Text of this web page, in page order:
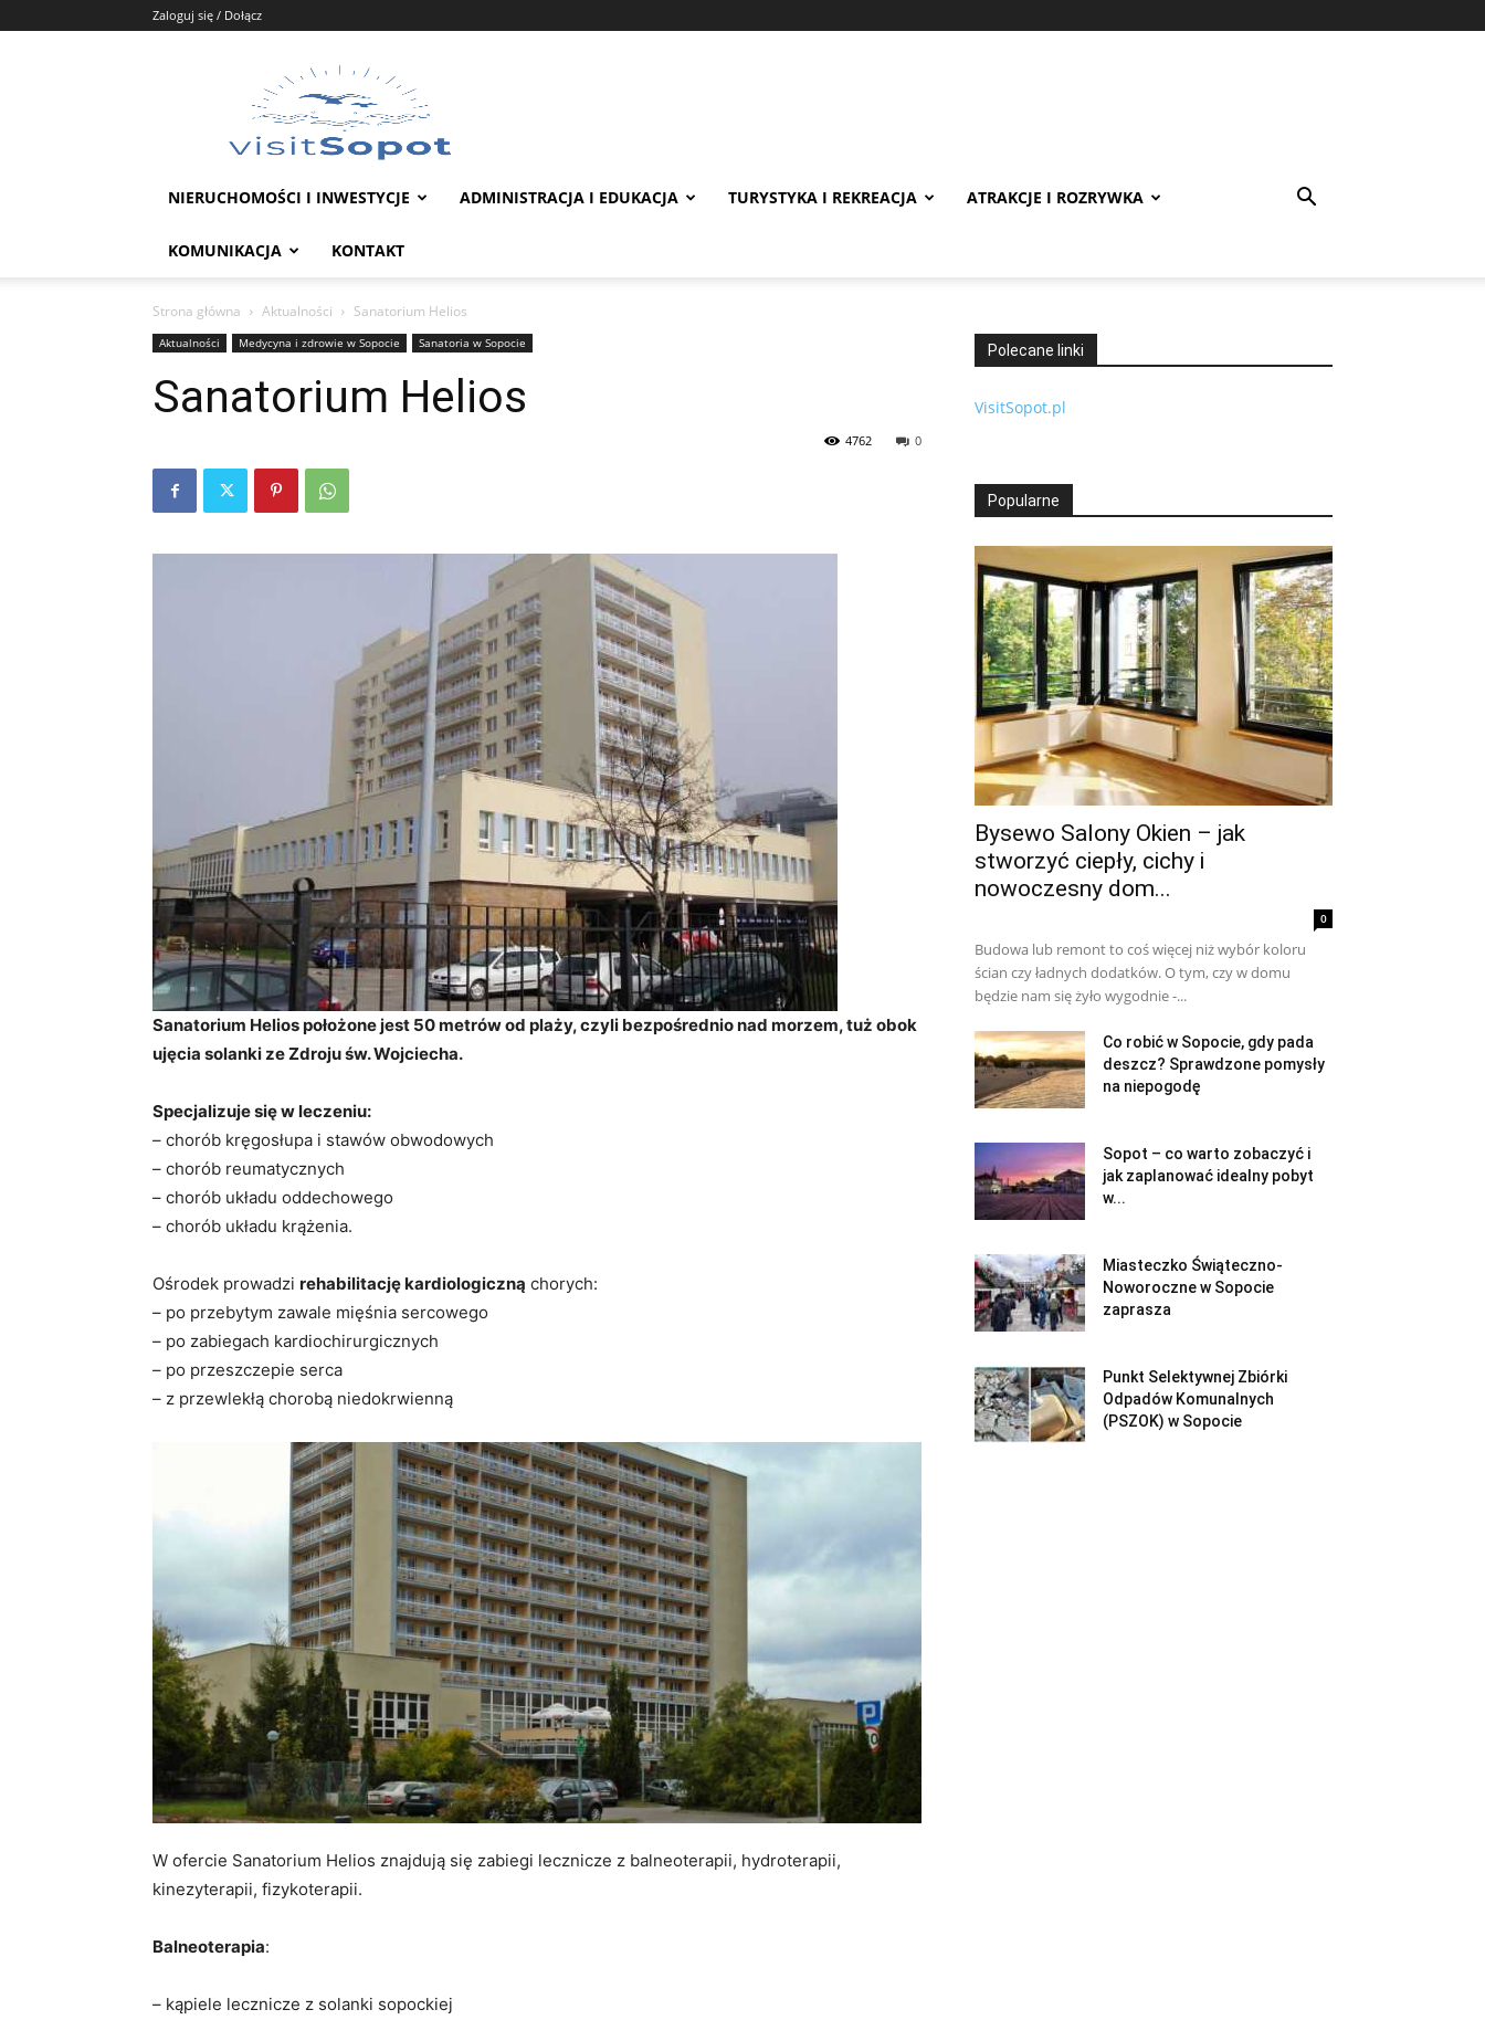
Zaloguj się / Dołącz
Portal
Sopot
NIERUCHOMOŚCI I INWESTYCJE ADMINISTRACJA I EDUKACJA TURYSTYKA I REKREACJA ATRAKCJE I ROZRYWKA
KOMUNIKACJA KONTAKT
Strona główna Aktualności Sanatorium Helios
Aktualności Medycyna i zdrowie w Sopocie Sanatoria w Sopocie
Sanatorium Helios
0
4762
Sanatorium Helios położone jest 50 metrów od plaży, czyli bezpośrednio nad morzem, tuż obok
ujęcia solanki ze Zdroju św. Wojciecha.
Specjalizuje się w leczeniu:
– chorób kręgosłupa i stawów obwodowych
– chorób reumatycznych
– chorób układu oddechowego
– chorób układu krążenia.
Ośrodek prowadzi rehabilitację kardiologiczną chorych:
– po przebytym zawale mięśnia sercowego
– po zabiegach kardiochirurgicznych
– po przeszczepie serca
– z przewlekłą chorobą niedokrwienną
W ofercie Sanatorium Helios znajdują się zabiegi lecznicze z balneoterapii, hydroterapii,
kinezyterapii, fizykoterapii.
Balneoterapia:
– kąpiele lecznicze z solanki sopockiej
Polecane linki
VisitSopot.pl
Popularne
Bysewo Salony Okien – jak
stworzyć ciepły, cichy i
nowoczesny dom...
0
Budowa lub remont to coś więcej niż wybór koloru
ścian czy ładnych dodatków. O tym, czy w domu
będzie nam się żyło wygodnie -...
Co robić w Sopocie, gdy pada
deszcz? Sprawdzone pomysły
na niepogodę
Sopot – co warto zobaczyć i
jak zaplanować idealny pobyt
w...
Miasteczko Świąteczno-
Noworoczne w Sopocie
zaprasza
Punkt Selektywnej Zbiórki
Odpadów Komunalnych
(PSZOK) w Sopocie